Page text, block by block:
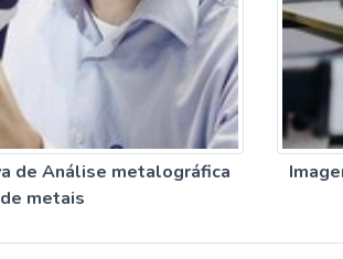
de Análise metalográfica
de metais